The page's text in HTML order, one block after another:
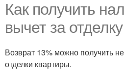
Как получить
вычет за
Возврат 13% можно получить
отделки квартиры.